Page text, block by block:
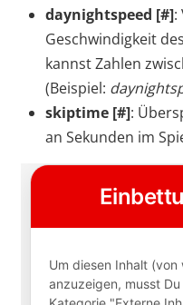
daynightspeed [#]:
Geschwindigkeit
kannst Zahlen
(Beispiel:
skiptime [#]:
an Sekunden im